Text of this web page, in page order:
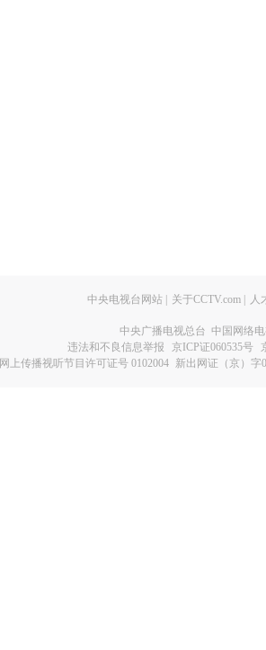
中央电视台网站 关于CCTV.com 人
中央广播电视总台 中国网络
违法和不良信息举报
京ICP证060535号
网上传播视听节目许可证号 0102004 新出网证（京）